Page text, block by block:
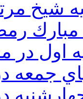
رمضان
در منزل
جمعه در